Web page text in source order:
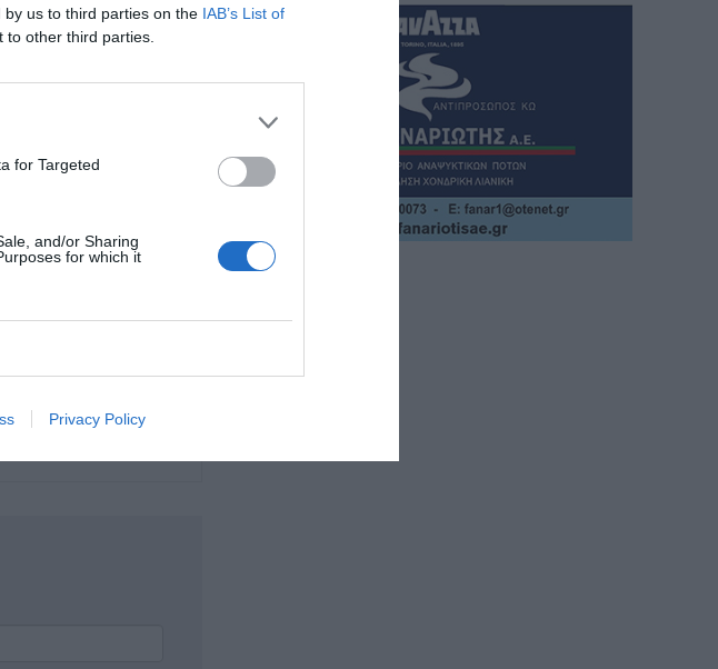
us to third parties on the IAB’s List of
other third parties.
for Targeted
and/or Sharing
for which it
Privacy Policy
μείωση της
τα 300 ευρώ.
αλλά οι
προηγούμενων